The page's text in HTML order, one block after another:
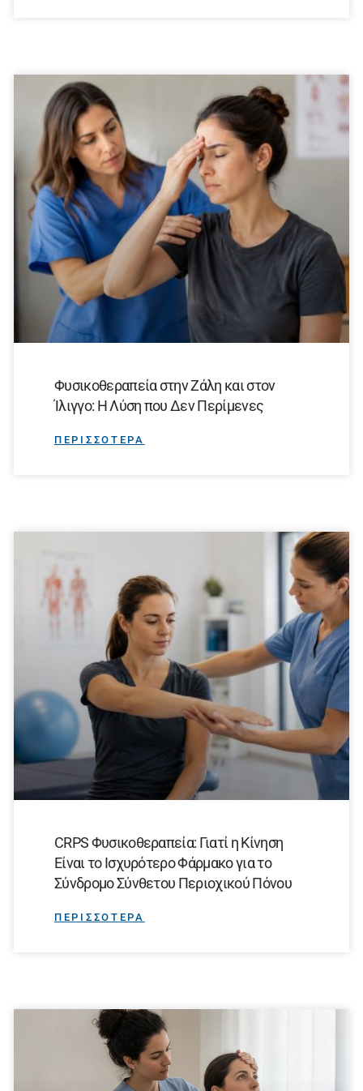
Φυσικοθεραπεία στην Ζάλη και στον
Ίλιγγο: Η Λύση που Δεν Περίμενες
ΠΕΡΙΣΣΟΤΕΡΑ
CRPS Φυσικοθεραπεία: Γιατί η Κίνηση
Είναι το Ισχυρότερο Φάρμακο για το
Σύνδρομο Σύνθετου Περιοχικού Πόνου
ΠΕΡΙΣΣΟΤΕΡΑ